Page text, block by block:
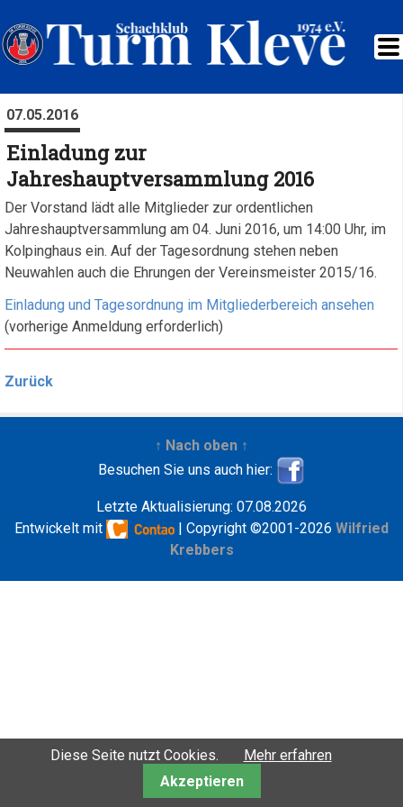
07.05.2016
Einladung zur
Jahreshauptversammlung 2016
Der Vorstand lädt alle Mitglieder zur ordentlichen
Jahreshauptversammlung am 04. Juni 2016, um 14:00 Uhr, im
Kolpinghaus ein. Auf der Tagesordnung stehen neben
Neuwahlen auch die Ehrungen der Vereinsmeister 2015/16.
Einladung und Tagesordnung im Mitgliederbereich ansehen
(vorherige Anmeldung erforderlich)
Zurück
↑ Nach oben ↑
Besuchen Sie uns auch hier:
Letzte Aktualisierung: 07.08.2026
Entwickelt mit
| Copyright ©2001-2026 Wilfried
Krebbers
Diese Seite nutzt Cookies.
Mehr erfahren
Akzeptieren